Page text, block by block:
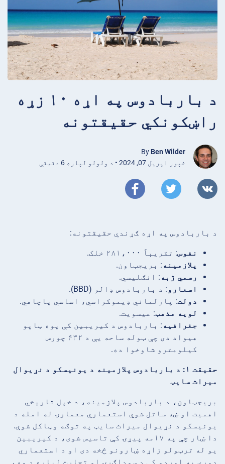
د باربادوس په اړه ۱۰ زړه
راښکونکي حقیقتونه
By Ben Wilder
خپور اپریل 07, 2024 • د ولولو لپاره 6 دقیقې
د باربادوس په اړه ګړندي حقیقتونه:
نفوس: تقریباً ۲۸۱،۰۰۰ خلک.
پلازمینه : بریجټاون.
رسمي ژبه : انګلیسي.
اسعارو : د باربادوس ډالر (BBD).
دولت: پارلماني ډیموکراسي، اساسي پاچاهي.
لویه مذهب: عیسویت.
جغرافیه : باربادوس د کیریبین کې یوه ټاپو
هیواد دی چې ټوله ساحه یې د ۴۳۲ چورس
کیلومترو شاوخوا ده.
حقیقت ۱: د باربادوس پلازمینه د یونیسکو د نړیوال
میراث سایټ
بریجټاون، د باربادوس پلازمینه، د خپل تاریخي
اهمیت او ښه ساتل شوي استعماري معمارۍ له امله د
یونیسکو د نړیوال میراث سایټ په توګه وټاکل شوې.
دا ښار چې په ۱۷مه پیړۍ کې تاسیس شوی، د کیریبین
یو له ترټولو زاړه ښارونو څخه دی او د استعماري
دورې په اوږدو کې د سوداګرۍ او تجارت لپاره د مهم